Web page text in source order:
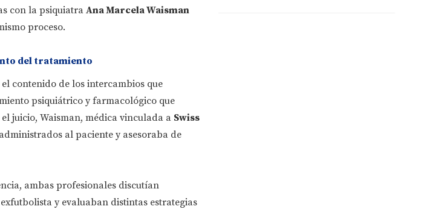
con la psiquiatra Ana Marcela Waisman
proceso.
del tratamiento
contenido de los intercambios que
psiquiátrico y farmacológico que
juicio, Waisman, médica vinculada a Swiss
al paciente y asesoraba de
ambas profesionales discutían
y evaluaban distintas estrategias